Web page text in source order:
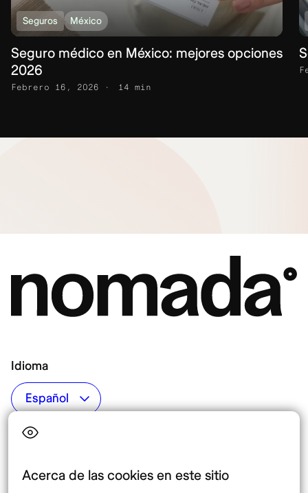
Acerca de las cookies en este sitio
Seguros México
Seguro médico en México: mejores opciones
2026
Febrero 16, 2026 14 min
Idioma
Top destinos
México
Destinos